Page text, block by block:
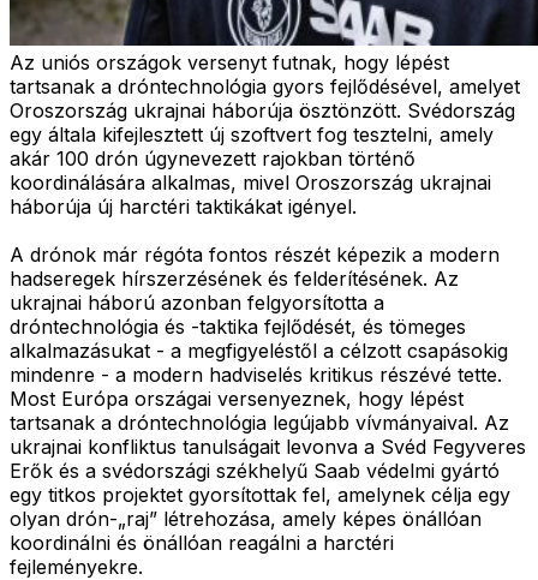
Az uniós országok versenyt futnak, hogy lépést
tartsanak a dróntechnológia gyors fejlődésével, amelyet
Oroszország ukrajnai háborúja ösztönzött. Svédország
egy általa kifejlesztett új szoftvert fog tesztelni, amely
akár 100 drón úgynevezett rajokban történő
koordinálására alkalmas, mivel Oroszország ukrajnai
háborúja új harctéri taktikákat igényel.
A drónok már régóta fontos részét képezik a modern
hadseregek hírszerzésének és felderítésének. Az
ukrajnai háború azonban felgyorsította a
dróntechnológia és -taktika fejlődését, és tömeges
alkalmazásukat - a megfigyeléstől a célzott csapásokig
mindenre - a modern hadviselés kritikus részévé tette.
Most Európa országai versenyeznek, hogy lépést
tartsanak a dróntechnológia legújabb vívmányaival. Az
ukrajnai konfliktus tanulságait levonva a Svéd Fegyveres
Erők és a svédországi székhelyű Saab védelmi gyártó
egy titkos projektet gyorsítottak fel, amelynek célja egy
olyan drón-„raj” létrehozása, amely képes önállóan
koordinálni és önállóan reagálni a harctéri
fejleményekre.